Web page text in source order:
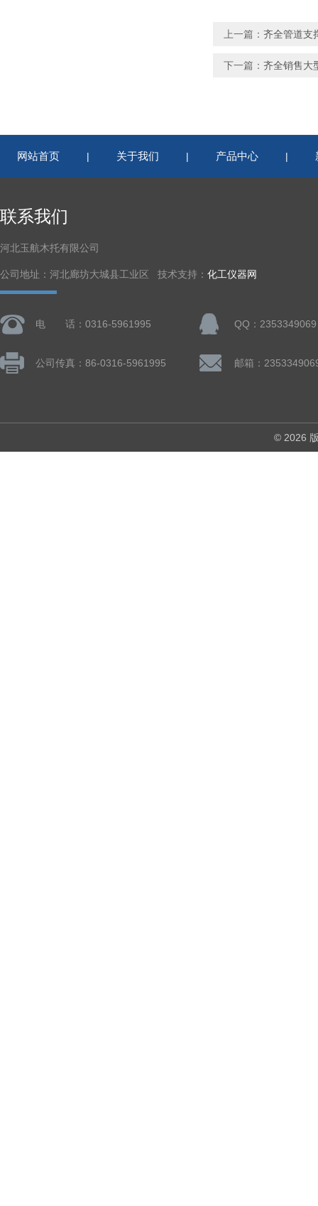
上一篇： 齐全管道支
下一篇： 齐全销售大
网站首页 | 关于我们 | 产品中心 |
联系我们
河北玉航木托有限公司
公司地址：河北廊坊大城县工业区 技术支持： 化工仪器网
电 话：0316-5961995 QQ：2353349069
公司传真：86-0316-5961995 邮箱：
© 2026